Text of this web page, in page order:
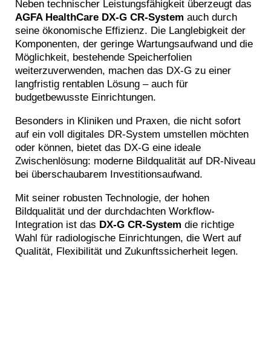
Neben technischer Leistungsfähigkeit überzeugt das
AGFA HealthCare DX-G CR-System auch durch
seine ökonomische Effizienz. Die Langlebigkeit der
Komponenten, der geringe Wartungsaufwand und die
Möglichkeit, bestehende Speicherfolien
weiterzuverwenden, machen das DX-G zu einer
langfristig rentablen Lösung – auch für
budgetbewusste Einrichtungen.
Besonders in Kliniken und Praxen, die nicht sofort
auf ein voll digitales DR-System umstellen möchten
oder können, bietet das DX-G eine ideale
Zwischenlösung: moderne Bildqualität auf DR-Niveau
bei überschaubarem Investitionsaufwand.
Mit seiner robusten Technologie, der hohen
Bildqualität und der durchdachten Workflow-
Integration ist das DX-G CR-System die richtige
Wahl für radiologische Einrichtungen, die Wert auf
Qualität, Flexibilität und Zukunftssicherheit legen.